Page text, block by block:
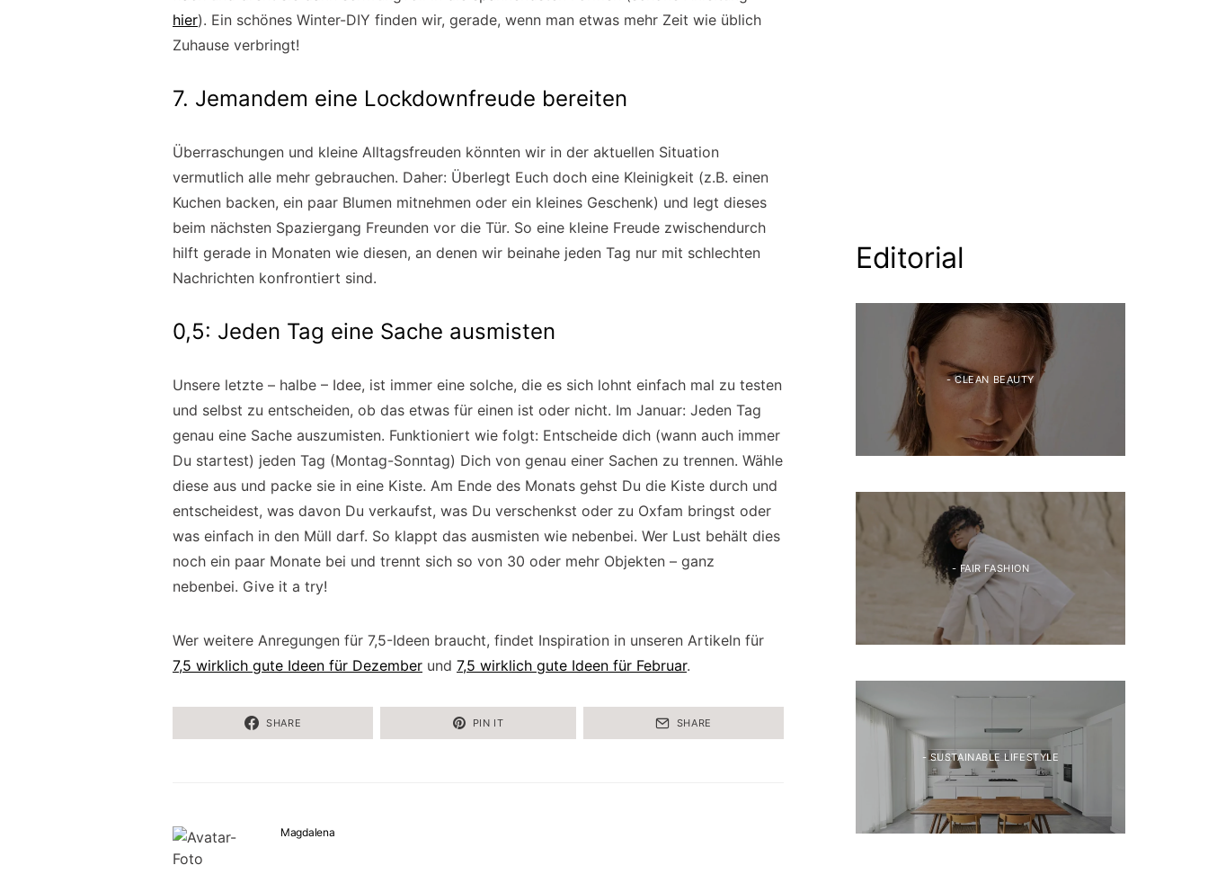
hier). Ein schönes Winter-DIY finden wir, gerade, wenn man etwas mehr Zeit wie üblich
Zuhause verbringt!
7. Jemandem eine Lockdownfreude bereiten
Überraschungen und kleine Alltagsfreuden könnten wir in der aktuellen Situation
vermutlich alle mehr gebrauchen. Daher: Überlegt Euch doch eine Kleinigkeit (z.B. einen
Kuchen backen, ein paar Blumen mitnehmen oder ein kleines Geschenk) und legt dieses
beim nächsten Spaziergang Freunden vor die Tür. So eine kleine Freude zwischendurch
hilft gerade in Monaten wie diesen, an denen wir beinahe jeden Tag nur mit schlechten
Nachrichten konfrontiert sind.
0,5: Jeden Tag eine Sache ausmisten
Unsere letzte – halbe – Idee, ist immer eine solche, die es sich lohnt einfach mal zu testen
und selbst zu entscheiden, ob das etwas für einen ist oder nicht. Im Januar: Jeden Tag
genau eine Sache auszumisten. Funktioniert wie folgt: Entscheide dich (wann auch immer
Du startest) jeden Tag (Montag-Sonntag) Dich von genau einer Sachen zu trennen. Wähle
diese aus und packe sie in eine Kiste. Am Ende des Monats gehst Du die Kiste durch und
entscheidest, was davon Du verkaufst, was Du verschenkst oder zu Oxfam bringst oder
was einfach in den Müll darf. So klappt das ausmisten wie nebenbei. Wer Lust behält dies
noch ein paar Monate bei und trennt sich so von 30 oder mehr Objekten – ganz
nebenbei. Give it a try!
Wer weitere Anregungen für 7,5-Ideen braucht, findet Inspiration in unseren Artikeln für
7,5 wirklich gute Ideen für Dezember und 7,5 wirklich gute Ideen für Februar.
SHARE PIN IT SHARE
Magdalena
Editorial
- CLEAN BEAUTY
- FAIR FASHION
- SUSTAINABLE LIFESTYLE